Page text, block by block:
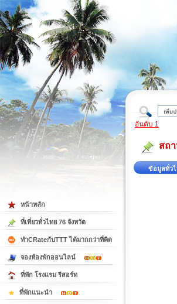
ต้
อันดับ 1
สถ
ข้อมูลทั่วไ
หน้าหลัก
ที่เที่ยวทั่วไทย 76 จังหวัด
ทำCRateกับTTT ได้มากกว่าที่คิด
จองห้องพักออนไลน์
ที่พัก โรงแรม รีสอร์ท
ที่พักแนะนำ